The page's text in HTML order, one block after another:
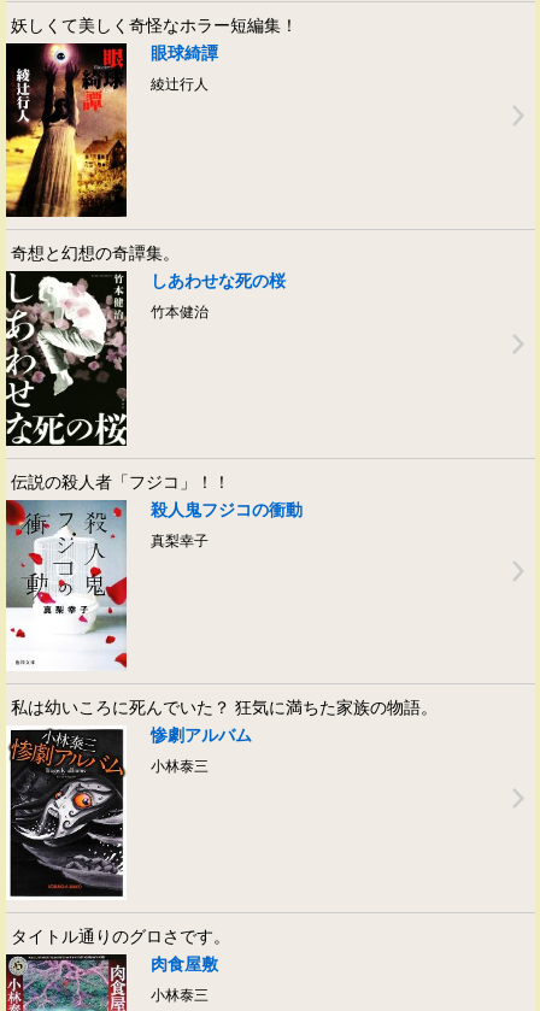
妖しくて美しく奇怪なホラー短編集！
眼球綺譚
綾辻行人
奇想と幻想の奇譚集。
しあわせな死の桜
竹本健治
伝説の殺人者「フジコ」！！
殺人鬼フジコの衝動
真梨幸子
私は幼いころに死んでいた？ 狂気に満ちた家族の物語。
惨劇アルバム
小林泰三
タイトル通りのグロさです。
肉食屋敷
小林泰三